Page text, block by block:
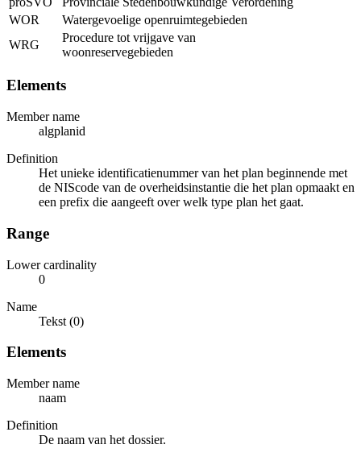
WOR
Watergevoelige openruimtegebieden
WRG
Procedure tot vrijgave van
woonreservegebieden
Elements
Member name
algplanid
Definition
Het unieke identificatienummer van het plan beginnende met
de NIScode van de overheidsinstantie die het plan opmaakt en
een prefix die aangeeft over welk type plan het gaat.
Range
Lower cardinality
0
Name
Tekst (0)
Elements
Member name
naam
Definition
De naam van het dossier.